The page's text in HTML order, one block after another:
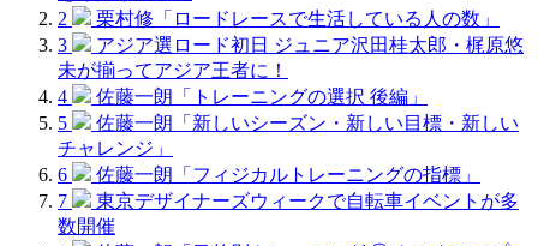
2
栗村修「ロードレースで生活している人の数」
3
アジア選ロード初日 ジュニア沢田桂太郎・梶原悠
未が揃ってアジア王者に！
4
佐藤一朗「トレーニングの選択 後編」
5
佐藤一朗「新しいシーズン・新しい目標・新しい
チャレンジ」
6
佐藤一朗「フィジカルトレーニングの指標」
7
東京デザイナーズウィークで自転車イベントが多
数開催